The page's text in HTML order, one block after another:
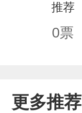
推荐
0票
更多推荐